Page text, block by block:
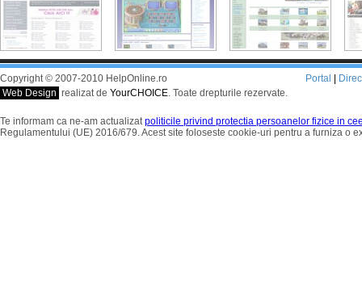
Copyright © 2007-2010 HelpOnline.ro
Web Design realizat de YourCHOICE. Toate drepturile rezervate.
Portal
Te informam ca ne-am actualizatpoliticile privind protectia persoanelor fizice in
Regulamentului (UE) 2016/679. Acest site foloseste cookie-uri pentru a furniza o